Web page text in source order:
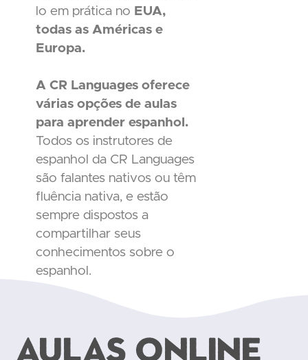
lo em prática no EUA,
todas as Américas e
Europa.
A CR Languages oferece
várias opções de aulas
para aprender espanhol.
Todos os instrutores de
espanhol da CR Languages
são falantes nativos ou têm
fluência nativa, e estão
sempre dispostos a
compartilhar seus
conhecimentos sobre o
espanhol.
Aulas online